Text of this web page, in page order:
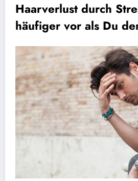
Haarverlust durch
häufiger vor als Du